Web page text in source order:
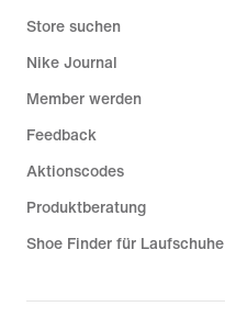
Store suchen
Nike Journal
Member werden
Feedback
Aktionscodes
Produktberatung
Shoe Finder für Laufschuhe